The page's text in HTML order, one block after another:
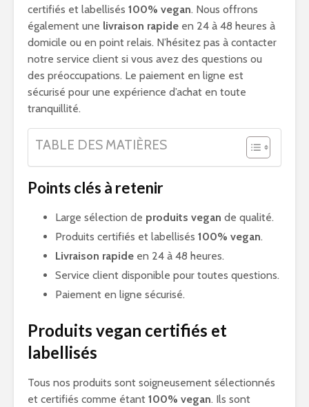
certifiés et labellisés 100% vegan. Nous offrons
également une livraison rapide en 24 à 48 heures à
domicile ou en point relais. N’hésitez pas à contacter
notre service client si vous avez des questions ou
des préoccupations. Le paiement en ligne est
sécurisé pour une expérience d’achat en toute
tranquillité.
TABLE DES MATIÈRES
Points clés à retenir
Large sélection de produits vegan de qualité.
Produits certifiés et labellisés 100% vegan.
Livraison rapide en 24 à 48 heures.
Service client disponible pour toutes questions.
Paiement en ligne sécurisé.
Produits vegan certifiés et
labellisés
Tous nos produits sont soigneusement sélectionnés
et certifiés comme étant 100% vegan. Ils sont